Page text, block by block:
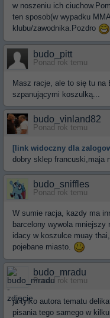
w noszeniu ich
ten sposob(w wypadku
klubu/zawodnika.Pozdro
budo_pitt
Ponad rok temu
Masz racje, ale to się tu na
szpanującymi koszulką...
budo_vinland82
Ponad rok temu
[link widoczny dla
dobry sklep francuski,maja
budo_sniffles
Ponad rok temu
W sumie racja, kazdy ma
barcelony wywola
idacy w koszulce muay
pojebane miasto.
budo_mradu
Ponad rok temu
ja tylko autora tematu
pisania tego samego w